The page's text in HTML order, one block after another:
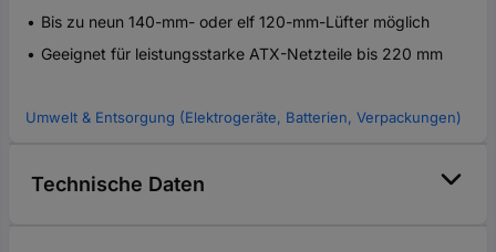
Bis zu neun 140-mm- oder elf 120-mm-Lüfter möglich
Geeignet für leistungsstarke ATX-Netzteile bis 220 mm
Umwelt & Entsorgung (Elektrogeräte, Batterien, Verpackungen)
Technische Daten